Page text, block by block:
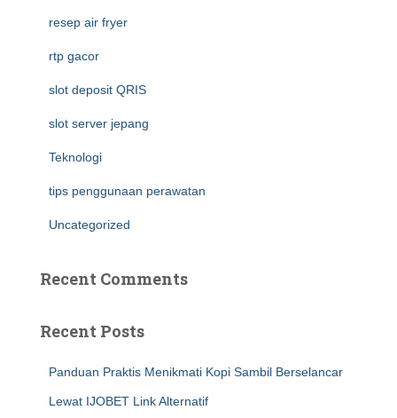
resep air fryer
rtp gacor
slot deposit QRIS
slot server jepang
Teknologi
tips penggunaan perawatan
Uncategorized
Recent Comments
Recent Posts
Panduan Praktis Menikmati Kopi Sambil Berselancar
Lewat IJOBET Link Alternatif